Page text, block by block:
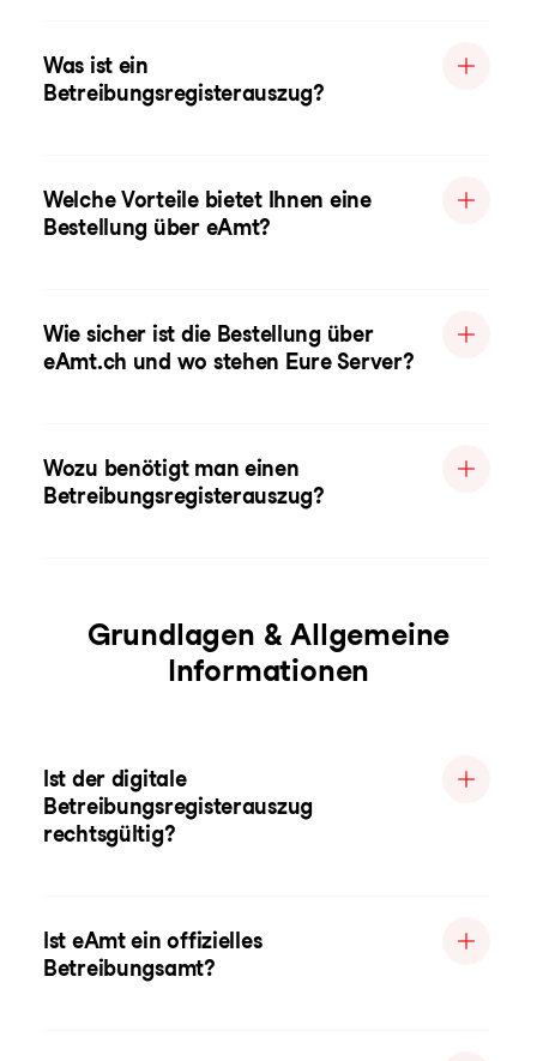
Was ist ein
Betreibungsregisterauszug?
Welche Vorteile bietet Ihnen eine
Bestellung über eAmt?
Wie sicher ist die Bestellung über
eAmt.ch und wo stehen Eure Server?
Wozu benötigt man einen
Betreibungsregisterauszug?
Grundlagen & Allgemeine
Informationen
Ist der digitale
Betreibungsregisterauszug
rechtsgültig?
Ist eAmt ein offizielles
Betreibungsamt?